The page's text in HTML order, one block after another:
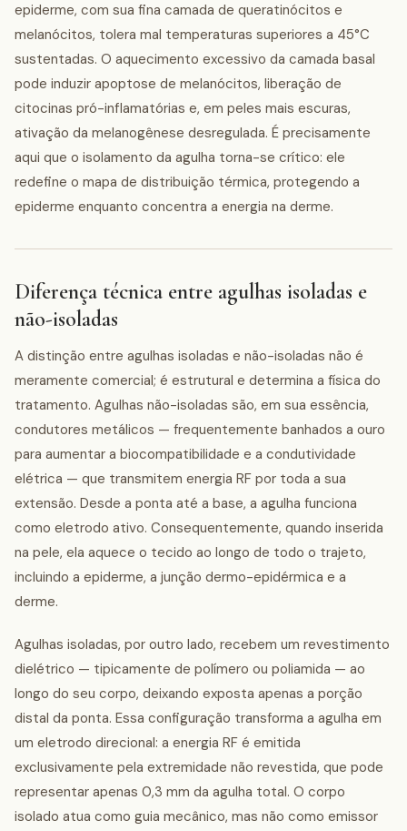
epiderme, com sua fina camada de queratinócitos e
melanócitos, tolera mal temperaturas superiores a 45°C
sustentadas. O aquecimento excessivo da camada basal
pode induzir apoptose de melanócitos, liberação de
citocinas pró-inflamatórias e, em peles mais escuras,
ativação da melanogênese desregulada. É precisamente
aqui que o isolamento da agulha torna-se crítico: ele
redefine o mapa de distribuição térmica, protegendo a
epiderme enquanto concentra a energia na derme.
Diferença técnica entre agulhas isoladas e
não-isoladas
A distinção entre agulhas isoladas e não-isoladas não é
meramente comercial; é estrutural e determina a física do
tratamento. Agulhas não-isoladas são, em sua essência,
condutores metálicos — frequentemente banhados a ouro
para aumentar a biocompatibilidade e a condutividade
elétrica — que transmitem energia RF por toda a sua
extensão. Desde a ponta até a base, a agulha funciona
como eletrodo ativo. Consequentemente, quando inserida
na pele, ela aquece o tecido ao longo de todo o trajeto,
incluindo a epiderme, a junção dermo-epidérmica e a
derme.
Agulhas isoladas, por outro lado, recebem um revestimento
dielétrico — tipicamente de polímero ou poliamida — ao
longo do seu corpo, deixando exposta apenas a porção
distal da ponta. Essa configuração transforma a agulha em
um eletrodo direcional: a energia RF é emitida
exclusivamente pela extremidade não revestida, que pode
representar apenas 0,3 mm da agulha total. O corpo
isolado atua como guia mecânico, mas não como emissor